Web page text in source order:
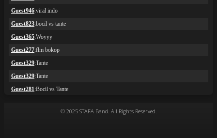
© 2025 STAFA Band. All Rights Reserved.